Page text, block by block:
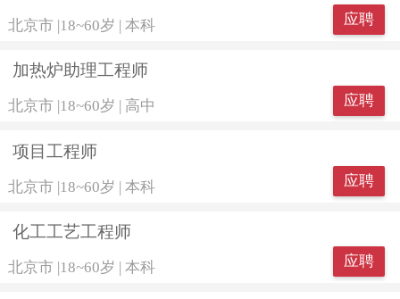
北京市 |18~60岁 | 本科 应聘
加热炉助理工程师
北京市 18~60岁 高中 应聘
项目工程师
北京市 |18~60岁 | 本科 应聘
化工工艺工程师
北京市 |18~60岁 | 本科 应聘